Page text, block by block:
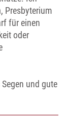
Presbyterium
für einen
oder
und gute